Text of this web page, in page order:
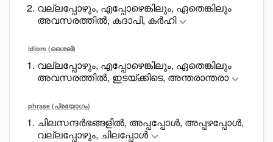
വല്ലപ്പോഴും, എപ്പോഴെങ്കിലും, ഏതെങ്കിലും
അവസരത്തിൽ, കദാപി, കർഹി
idiom (ശൈലി)
വല്ലപ്പോഴും, എപ്പോഴെങ്കിലും, ഏതെങ്കിലും
അവസരത്തിൽ, ഇടയ്ക്കിടെ, അന്തരാന്തരാ
phrase (പ്രയോഗം)
ചിലസന്ദർഭങ്ങളിൽ, അപ്പപ്പോൾ, അപ്പഴപ്പോൾ,
വല്ലപ്പോഴും, ചിലപ്പോൾ